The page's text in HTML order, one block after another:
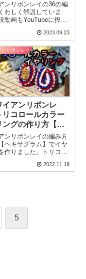
ンリボンレイの36の編
わしく解説していま
動画もYouTubeに投稿
もご覧ください。2023.09.23
リボンレイ
イアンリボンレ
リコロールカラー
ングの作り方【ヘ
ラム】
ンリボンレイの編み方
ヘキサグラム】でイヤ
作りました。トリコロ
2022.11.19
5